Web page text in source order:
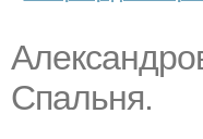
Спальня.